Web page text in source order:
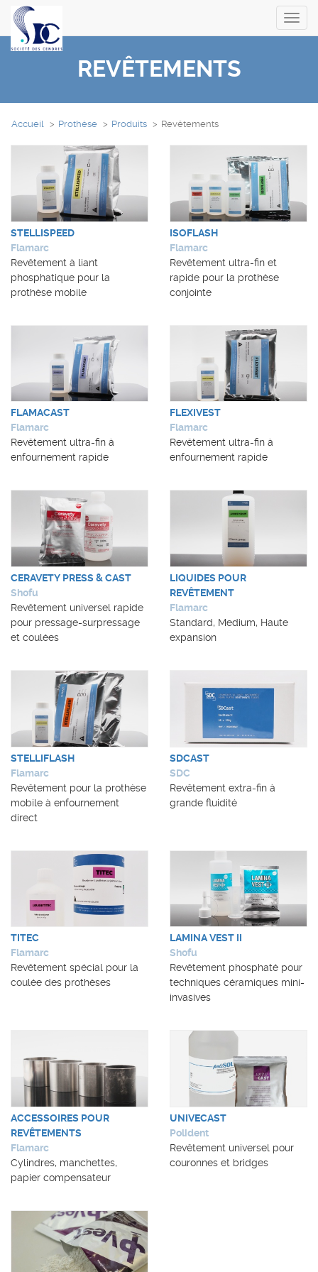
REVÊTEMENTS
Accueil Prothèse Produits Revêtements
STELLISPEED
Flamarc
Revêtement à liant
phosphatique pour la
prothèse mobile
ISOFLASH
Flamarc
Revêtement ultra-fin et
rapide pour la prothèse
conjointe
FLAMACAST
Flamarc
Revêtement ultra-fin à
enfournement rapide
FLEXIVEST
Flamarc
Revêtement ultra-fin à
enfournement rapide
CERAVETY PRESS & CAST
Shofu
Revêtement universel rapide
pour pressage-surpressage
et coulées
LIQUIDES POUR
REVÊTEMENT
Flamarc
Standard, Medium, Haute
expansion
STELLIFLASH
Flamarc
Revêtement pour la prothèse
mobile à enfournement
direct
SDCAST
SDC
Revêtement extra-fin à
grande fluidité
TITEC
Flamarc
Revêtement spécial pour la
coulée des prothèses
LAMINA VEST II
Shofu
Revêtement phosphaté pour
techniques céramiques mini-
invasives
ACCESSOIRES POUR
REVÊTEMENTS
Flamarc
Cylindres, manchettes,
papier compensateur
UNIVECAST
Polident
Revêtement universel pour
couronnes et bridges